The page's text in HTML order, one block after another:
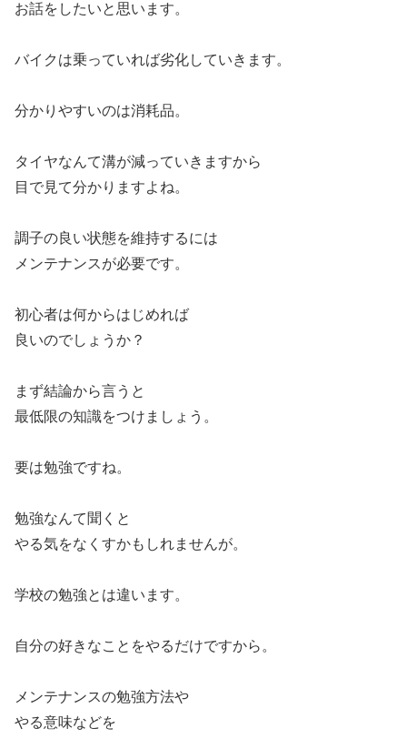
お話をしたいと思います。
バイクは乗っていれば劣化していきます。
分かりやすいのは消耗品。
タイヤなんて溝が減っていきますから
目で見て分かりますよね。
調子の良い状態を維持するには
メンテナンスが必要です。
初心者は何からはじめれば
良いのでしょうか？
まず結論から言うと
最低限の知識をつけましょう。
要は勉強ですね。
勉強なんて聞くと
やる気をなくすかもしれませんが。
学校の勉強とは違います。
自分の好きなことをやるだけですから。
メンテナンスの勉強方法や
やる意味などを